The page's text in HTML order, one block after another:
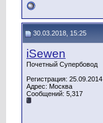
30.03.2018, 15:25
iSewen
Почетный Супербовод
Регистрация: 25.09.2014
Адрес: Москва
Сообщений: 5,317